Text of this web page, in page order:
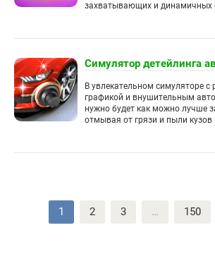
захватывающих и динамичных
Симулятор детейлинга
В увлекательном симуляторе с
графикой и внушительным
нужно будет как можно лучше
отмывая от грязи и пыли кузов
Пагинация
записей
1 2 3 … 150